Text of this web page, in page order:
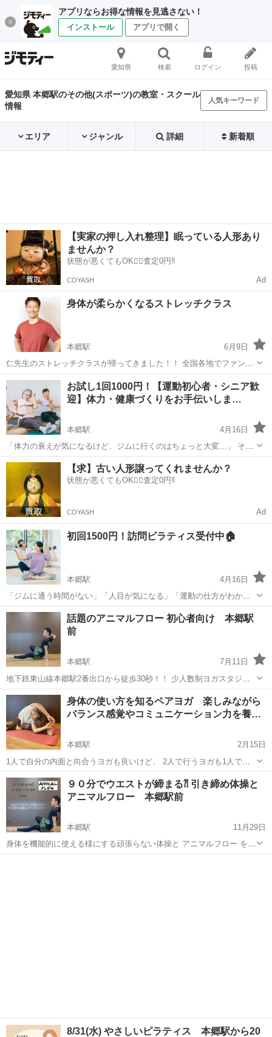
アプリならお得な情報を見逃さない！
インストール アプリで開く
愛知県 検索 ログイン 投稿
愛知県 本郷駅のその他(スポーツ)の教室・スクール
情報
人気キーワード
エリア ジャンル 詳細 新着順
【実家の押し入れ整理】眠っている人形あり
ませんか？
状態が悪くてもOK🙆‍♀️査定0円‼️
COYASH Ad
身体が柔らかくなるストレッチクラス
本郷駅
6月9日
仁先生のストレッチクラスが帰ってきました！！ 全国各地でファンも
いる仁先生。 身体が柔らかくなりたい人～ やらない理由はないですよ
笑 講師が一人ひとりの身体に触れて身体を柔らかくするのに適切な負
荷と動かし方を...
愛知 名古屋市 本郷駅 その他 ストレッチ
お試し1回1000円！【運動初心者・シニア歓
迎】体力・健康づくりをお手伝いしま…
本郷駅
4月16日
「体力の衰えが気になるけど、ジムに行くのはちょっと大変…」 そん
な50代〜70代の方へ🌸 ＼ご自宅でできるパーソナルトレーニング／
名古屋市内の一部エリアで、訪問サービスを行っています🏠 ✅ こんな
方におすすめ ・運動を...
愛知 名古屋市 本郷駅 その他 パーソナルトレーニング
【求】古い人形譲ってくれませんか？
状態が悪くてもOK🙆‍♀️査定0円‼️
COYASH Ad
初回1500円！訪問ピラティス受付中🏠
本郷駅
4月16日
「ジムに通う時間がない」「人目が気になる」「運動の仕方がわから
ない」 そんなお悩みにお応えして、名古屋市内で【ご自宅訪問のパー
ソナルトレーニング】を行っています💪 ✅ こんな方におすすめ ・在
宅ワークで運動不足が気にな...
愛知 名古屋市 パーソナルトレーニング
話題のアニマルフロー 初心者向け 本郷駅
前
本郷駅
7月11日
地下鉄東山線本郷駅2番出口から徒歩30秒！！ 少人数制ヨガスタジ
オ YOGA AMA 名古屋では数少ないアニマルフローのレッスンで
す。 現在は金、日曜隔週回開催中。 12/2,16(金） １...
愛知 名古屋市 本郷駅 その他 アニマルフロー
身体の使い方を知るペアヨガ 楽しみながら
バランス感覚やコミュニケーション力を養…
本郷駅
2月15日
1人で自分の内面と向合うヨガも良いけど、 2人で行うヨガも1人では
得られない感覚が得られたりして凄く良い。 ペアヨガは、2人1組で呼
吸や動きを合わせながら行うヨガです。「触れ合うこと」が目的では
なく、身体の使い方...
愛知 名古屋市 本郷駅 その他 姿勢
９０分でウエストが締まる⁈ 引き締め体操と
アニマルフロー 本郷駅前
本郷駅
11月29日
身体を機能的に使える様にする頑張らない体操と アニマルフロー を行
いレッスン後は身体が軽やかに！ アニマルフロー は、四つん這いで歩
8/31(水) やさしいピラティス 本郷駅から20